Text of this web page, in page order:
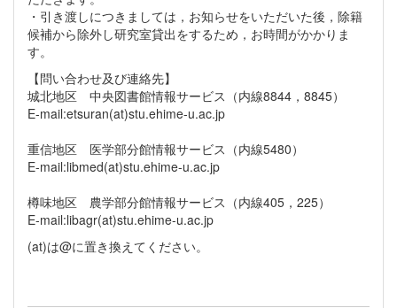
・引き渡しにつきましては，お知らせをいただいた後，除籍
候補から除外し研究室貸出をするため，お時間がかかりま
す。
【問い合わせ及び連絡先】
城北地区 中央図書館情報サービス（内線8844，8845）
E-mail:etsuran(at)stu.ehime-u.ac.jp
重信地区 医学部分館情報サービス（内線5480）
E-mail:libmed(at)stu.ehime-u.ac.jp
樽味地区 農学部分館情報サービス（内線405，225）
E-mail:libagr(at)stu.ehime-u.ac.jp
(at)は@に置き換えてください。